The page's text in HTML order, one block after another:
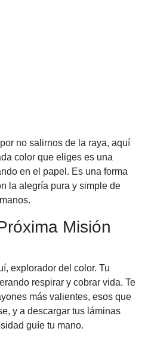
no salirnos de la raya, aquí
color que eliges es una
en el papel. Es una forma
la alegría pura y simple de
Misión
explorador del color. Tu
respirar y cobrar vida. Te
más valientes, esos que
y a descargar tus láminas
guíe tu mano.